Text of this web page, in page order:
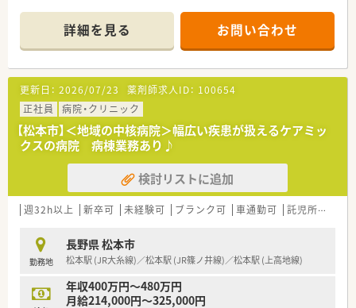
詳細を見る お問い合わせ
更新日： 2026/07/23 薬剤師求人ID： 100654
正社員
病院・クリニック
【松本市】＜地域の中核病院＞幅広い疾患が扱えるケアミッ
クスの病院 病棟業務あり♪
検討リストに追加
週32h以上 新卒可 未経験可 ブランク可 車通勤可 託児所あり
勤務地
長野県 松本市
松本駅 (JR大糸線)／松本駅 (JR篠ノ井線)／松本駅 (上高地線)
年収400万円～480万円
月給214,000円～325,000円